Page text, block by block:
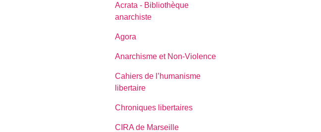
Acrata - Bibliothèque
anarchiste
Agora
Anarchisme et Non-Violence
Cahiers de l’humanisme
libertaire
Chroniques libertaires
CIRA de Marseille